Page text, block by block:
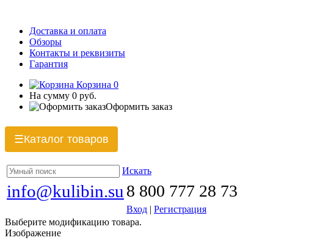
Доставка и оплата
Обзоры
Контакты и реквизиты
Гарантия
Корзина 0
На сумму 0 руб.
Оформить заказ
☰Каталог товаров
Искать
info@kulibin.su 8 800 777 28 73
Вход | Регистрация
Выберите модификацию товара.
Изображение